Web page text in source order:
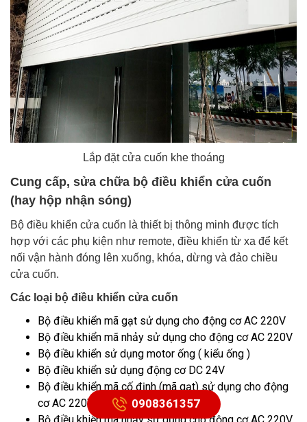
Lắp đặt cửa cuốn khe thoáng
Cung cấp, sửa chữa bộ điều khiển cửa cuốn
(hay hộp nhận sóng)
Bộ điều khiển cửa cuốn là thiết bị thông minh được tích
hợp với các phụ kiện như remote, điều khiển từ xa để kết
nối vận hành đóng lên xuống, khóa, dừng và đảo chiều
cửa cuốn.
Các loại bộ điều khiển cửa cuốn
Bộ điều khiển mã gạt sử dụng cho động cơ AC 220V
Bộ điều khiển mã nhảy sử dụng cho động cơ AC 220V
Bộ điều khiển sử dụng motor ống ( kiểu ống )
Bộ điều khiển sử dụng động cơ DC 24V
Bộ điều khiển mã cố định (mã gạt) sử dụng cho động
cơ AC 220V
0908361357